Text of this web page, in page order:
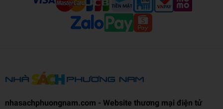
nhasachphuongnam.com - Website thương mại điện tử